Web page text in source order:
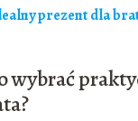
prezent dla
wybrać